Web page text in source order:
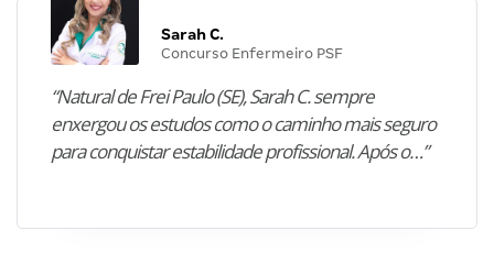
Sarah C.
Concurso Enfermeiro PSF
“Natural de Frei Paulo (SE), Sarah C. sempre
enxergou os estudos como o caminho mais seguro
para conquistar estabilidade profissional. Após o…”